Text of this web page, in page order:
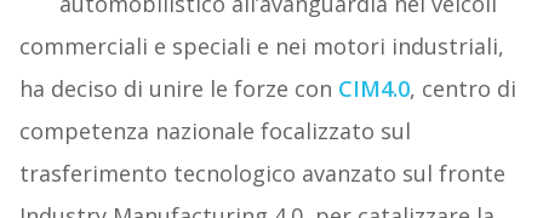
commerciali e speciali e nei motori industriali,
ha deciso di unire le forze con CIM4.0, centro di
competenza nazionale focalizzato sul
trasferimento tecnologico avanzato sul fronte